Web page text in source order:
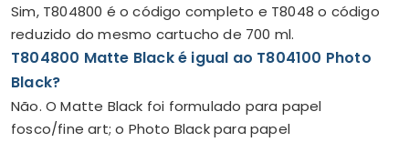
Sim, T804800 é o código completo e T8048 o código
reduzido do mesmo cartucho de 700 ml.
T804800 Matte Black é igual ao T804100 Photo
Black?
Não. O Matte Black foi formulado para papel
fosco/fine art; o Photo Black para papel